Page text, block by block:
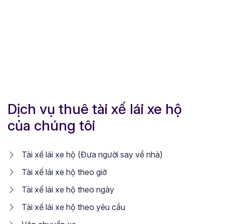
Dịch vụ thuê tài xế lái xe hộ
của chúng tôi
Tài xế lái xe hộ (Đưa người say về nhà)
Tài xế lái xe hộ theo giờ
Tài xế lái xe hộ theo ngày
Tài xế lái xe hộ theo yêu cầu